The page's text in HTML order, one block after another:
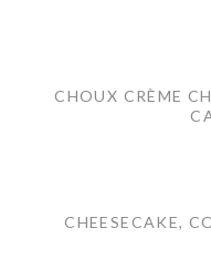
CHOUX CRÈME
CHEESECAKE,